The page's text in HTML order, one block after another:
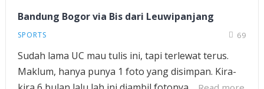
Bandung Bogor via Bis dari Leuwipanjang
SPORTS 69
Sudah lama UC mau tulis ini, tapi terlewat terus.
Maklum, hanya punya 1 foto yang disimpan. Kira-